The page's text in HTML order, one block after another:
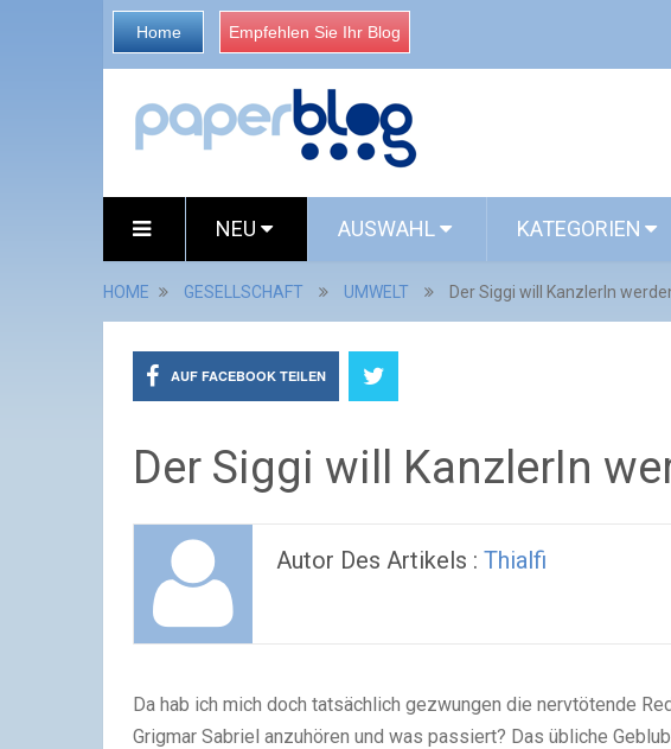
Home Empfehlen Sie Ihr Blog
NEU AUSWAHL KATEGORIEN
HOME GESELLSCHAFT UMWELT Der Siggi will KanzlerIn
AUF FACEBOOK TEILEN
Der Siggi will KanzlerIn
Autor Des Artikels : Thialfi
Da hab ich mich doch tatsächlich gezwungen die nervtötende
Grigmar Sabriel anzuhören und was passiert? Das übliche